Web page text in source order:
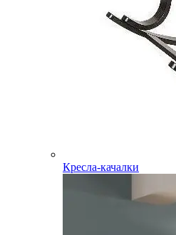
Кресла-качалки